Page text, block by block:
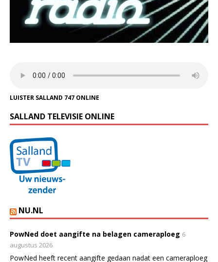
LUISTER SALLAND 747 ONLINE
SALLAND TELEVISIE ONLINE
NU.NL
PowNed doet aangifte na belagen cameraploeg 6
augustus 2026
PowNed heeft recent aangifte gedaan nadat een cameraploeg